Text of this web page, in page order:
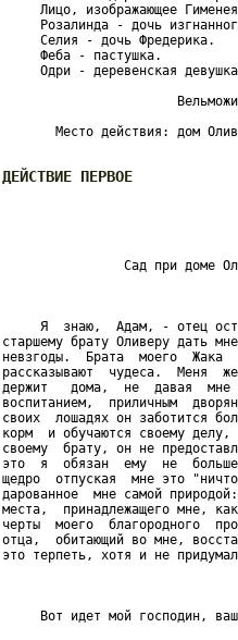
Лицо, изображающее
Розалинда - дочь
     Селия - дочь Фредерика.
     Феба - пастушка.
Одри - деревенская
Место действия: дом
ДЕЙСТВИЕ ПЕРВОЕ